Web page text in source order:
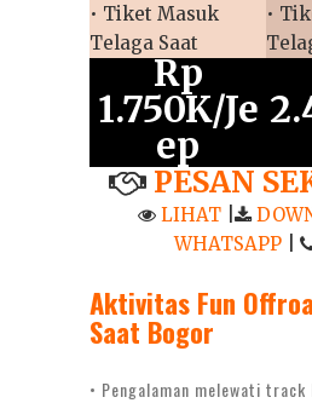
• Tiket Masuk
Telaga Saat
•
Rp
1.750K/Je
ep
PESAN
LIHAT
WHATSAPP
Aktivitas Fun
Saat Bogor
• Pengalaman melewati